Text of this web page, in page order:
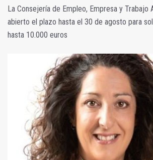
La Consejería de Empleo, Empresa y Trabajo
abierto el plazo hasta el 30 de agosto para
hasta 10.000 euros